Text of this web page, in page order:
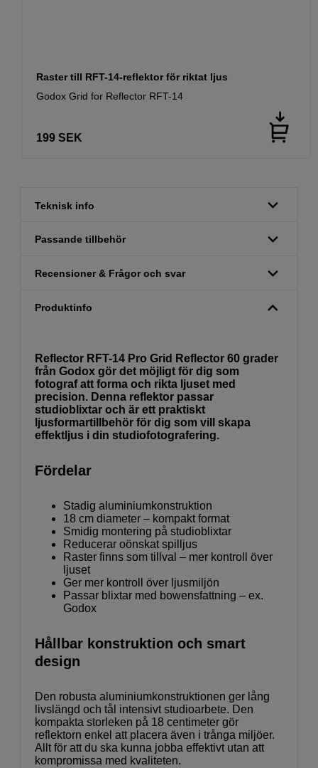
Raster till RFT-14-reflektor för riktat ljus
Godox Grid for Reflector RFT-14
199 SEK
Teknisk info
Passande tillbehör
Recensioner & Frågor och svar
Produktinfo
Reflector RFT-14 Pro Grid Reflector 60 grader
från Godox gör det möjligt för dig som
fotograf att forma och rikta ljuset med
precision. Denna reflektor passar
studioblixtar och är ett praktiskt
ljusformartillbehör för dig som vill skapa
effektljus i din studiofotografering.
Fördelar
Stadig aluminiumkonstruktion
18 cm diameter – kompakt format
Smidig montering på studioblixtar
Reducerar oönskat spilljus
Raster finns som tillval – mer kontroll över
ljuset
Ger mer kontroll över ljusmiljön
Passar blixtar med bowensfattning – ex.
Godox
Hållbar konstruktion och smart
design
Den robusta aluminiumkonstruktionen ger lång
livslängd och tål intensivt studioarbete. Den
kompakta storleken på 18 centimeter gör
reflektorn enkel att placera även i trånga miljöer.
Allt för att du ska kunna jobba effektivt utan att
kompromissa med kvaliteten.